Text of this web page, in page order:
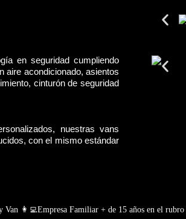
en seguridad cumpliendo
aire acondicionado, asientos
cinturón de seguridad
nuestras vans
con el mismo estándar
Van 👩‍💻Empresa Familiar + de 15 años en el rubro